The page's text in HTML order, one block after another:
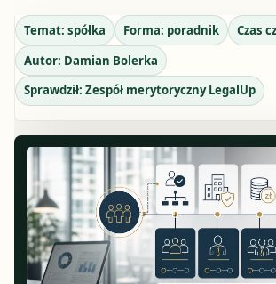
Temat: spółka Forma: poradnik Czas
Autor: Damian Bolerka
Sprawdził: Zespół merytoryczny LegalUp